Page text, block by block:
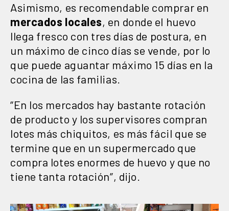
Asimismo, es recomendable comprar en
mercados locales, en donde el huevo
llega fresco con tres días de postura, en
un máximo de cinco días se vende, por lo
que puede aguantar máximo 15 días en la
cocina de las familias.
“En los mercados hay bastante rotación
de producto y los supervisores compran
lotes más chiquitos, es más fácil que se
termine que en un supermercado que
compra lotes enormes de huevo y que no
tiene tanta rotación”, dijo.